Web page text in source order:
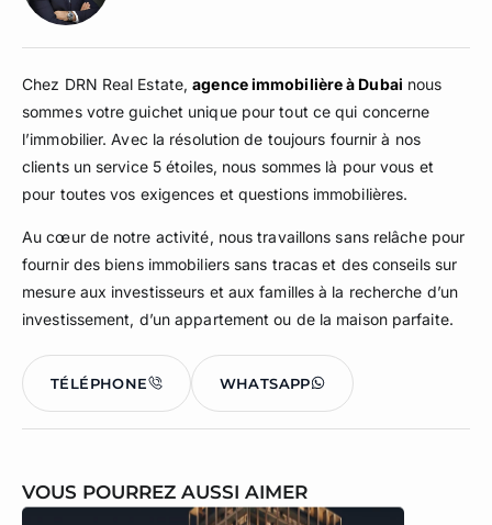
Chez DRN Real Estate,agence immobilière à Dubai nous
sommes votre guichet unique pour tout ce qui concerne
l’immobilier. Avec la résolution de toujours fournir à nos
clients un service 5 étoiles, nous sommes là pour vous et
pour toutes vos exigences et questions immobilières.
Au cœur de notre activité, nous travaillons sans relâche pour
fournir des biens immobiliers sans tracas et des conseils sur
mesure aux investisseurs et aux familles à la recherche d’un
investissement, d’un appartement ou de la maison parfaite.
TÉLÉPHONE WHATSAPP
VOUS POURREZ AUSSI AIMER